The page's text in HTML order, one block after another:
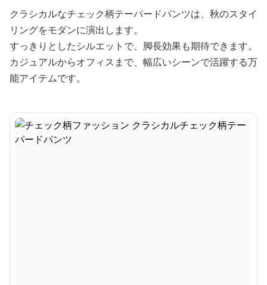
クラシカルなチェック柄テーパードパンツは、秋のスタイ
リングをモダンに演出します。
すっきりとしたシルエットで、脚長効果も期待できます。
カジュアルからオフィスまで、幅広いシーンで活躍する万
能アイテムです。